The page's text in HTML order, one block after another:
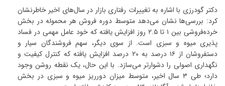
دکتر گودرزی با اشاره به تغییرات رفتاری بازار در سال‌های اخیر خاطرنشان
کرد: بررسی‌ها نشان می‌دهد متوسط دوره فروش هر محموله در بخش
خرده‌فروشی بین ۱تا ۲.۵روز افزایش یافته که خود عامل مهمی در فساد
پذیری میوه و سبزی است. از سوی دیگر، سهم فروشندگان سیار و
دستفروشان از ۱۶درصد به ۲۰ درصد افزایش یافته که کنترل کیفیت و
نگهداری اصولی را دشوارتر می‌سازد. با این حال، یک نقطه روشن وجود
دارد؛ طی ۳سال اخیر، متوسط میزان دورریز میوه و سبزی در بخش